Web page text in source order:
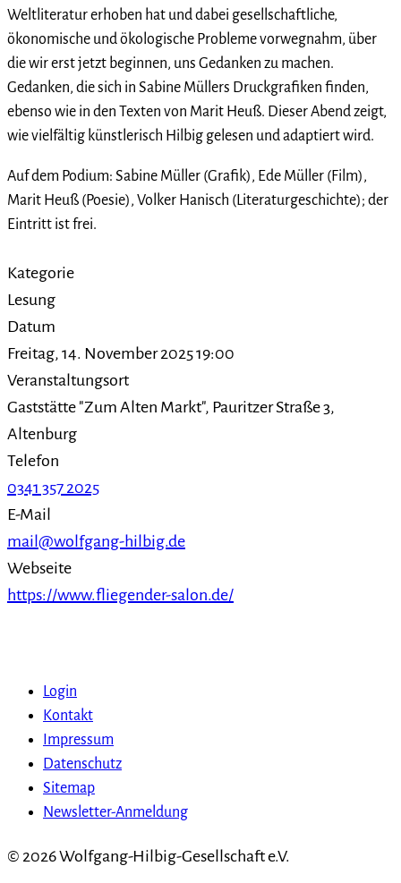
Weltliteratur erhoben hat und dabei gesellschaftliche,
ökonomische und ökologische Probleme vorwegnahm, über
die wir erst jetzt beginnen, uns Gedanken zu machen.
Gedanken, die sich in Sabine Müllers Druckgrafiken finden,
ebenso wie in den Texten von Marit Heuß. Dieser Abend zeigt,
wie vielfältig künstlerisch Hilbig gelesen und adaptiert wird.
Auf dem Podium: Sabine Müller (Grafik), Ede Müller (Film),
Marit Heuß (Poesie), Volker Hanisch (Literaturgeschichte); der
Eintritt ist frei.
Kategorie
Lesung
Datum
Freitag, 14. November 202519:00
Veranstaltungsort
Gaststätte "Zum Alten Markt", Pauritzer Straße 3,
Altenburg
Telefon
0341 357 2025
E-Mail
mail@wolfgang-hilbig.de
Webseite
https://www.fliegender-salon.de/
Login
Kontakt
Impressum
Datenschutz
Sitemap
Newsletter-Anmeldung
© 2026 Wolfgang-Hilbig-Gesellschaft e.V.